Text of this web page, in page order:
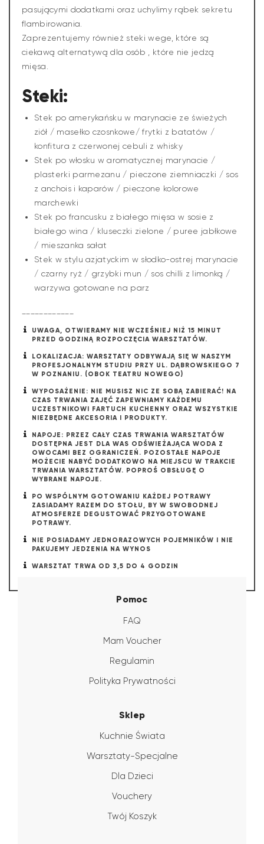
pasującymi dodatkami oraz uchylimy rąbek sekretu
flambirowania.
Zaprezentujemy również steki wege, które są
ciekawą alternatywą dla osób , które nie jedzą
mięsa.
Steki:
Stek po amerykańsku w marynacie ze świeżych
ziół / masełko czosnkowe/ frytki z batatów /
konfitura z czerwonej cebuli z whisky
Stek po włosku w aromatycznej marynacie /
plasterki parmezanu / pieczone ziemniaczki / sos
z anchois i kaparów / pieczone kolorowe
marchewki
Stek po francusku z białego mięsa w sosie z
białego wina / kluseczki zielone / puree jabłkowe
/ mieszanka sałat
Stek w stylu azjatyckim w słodko-ostrej marynacie
/ czarny ryż / grzybki mun / sos chilli z limonką /
warzywa gotowane na parz
UWAGA, OTWIERAMY NIE WCZEŚNIEJ NIŻ 15 MINUT
PRZED GODZINĄ ROZPOCZĘCIA WARSZTATÓW.
LOKALIZACJA: WARSZTATY ODBYWAJĄ SIĘ W NASZYM
PROFESJONALNYM STUDIU PRZY UL. DĄBROWSKIEGO 7
W POZNANIU. (OBOK TEATRU NOWEGO)
WYPOSAŻENIE: NIE MUSISZ NIC ZE SOBĄ ZABIERAĆ! NA
CZAS TRWANIA ZAJĘĆ ZAPEWNIAMY KAŻDEMU
UCZESTNIKOWI FARTUCH KUCHENNY ORAZ WSZYSTKIE
NIEZBĘDNE AKCESORIA I PRODUKTY.
NAPOJE: PRZEZ CAŁY CZAS TRWANIA WARSZTATÓW
DOSTĘPNA JEST DLA WAS ODŚWIEŻAJĄCA WODA Z
OWOCAMI BEZ OGRANICZEŃ. POZOSTAŁE NAPOJE
MOŻECIE NABYĆ DODATKOWO NA MIEJSCU W TRAKCIE
TRWANIA WARSZTATÓW. POPROŚ OBSŁUGĘ O
WYBRANE NAPOJE.
PO WSPÓLNYM GOTOWANIU KAŻDEJ POTRAWY
ZASIADAMY RAZEM DO STOŁU, BY W SWOBODNEJ
ATMOSFERZE DEGUSTOWAĆ PRZYGOTOWANE
POTRAWY.
NIE POSIADAMY JEDNORAZOWYCH POJEMNIKÓW I NIE
PAKUJEMY JEDZENIA NA WYNOS
WARSZTAT TRWA OD 3,5 DO 4 GODZIN
Pomoc
FAQ
Mam Voucher
Regulamin
Polityka Prywatności
Sklep
Kuchnie Świata
Warsztaty-Specjalne
Dla Dzieci
Vouchery
Twój Koszyk